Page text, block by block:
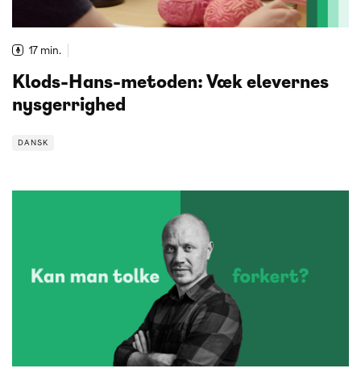
17 min.
Klods-Hans-metoden: Væk elevernes
nysgerrighed
DANSK
Lærer Mike Taagehøj synes, at undervisningen er
meget givende, når elever tolker en tekst helt
anderledes, end han selv gør. En tolkning er bedre
end tavshed, fordi det skaber noget debat. Få hans